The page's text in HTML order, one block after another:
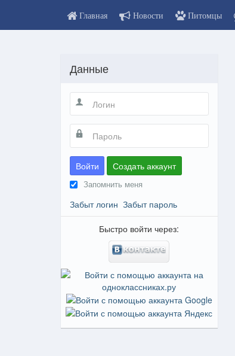
Главная Новости Питомцы
Данные
Войти Создать аккаунт
Запомнить меня
Забыт логин Забыт пароль
Быстро войти через: